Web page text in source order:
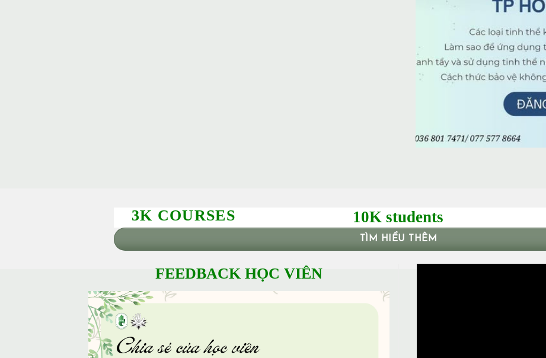
3K COURSES 10K students
TÌM HIỂU THÊM
FEEDBACK HỌC VIÊN